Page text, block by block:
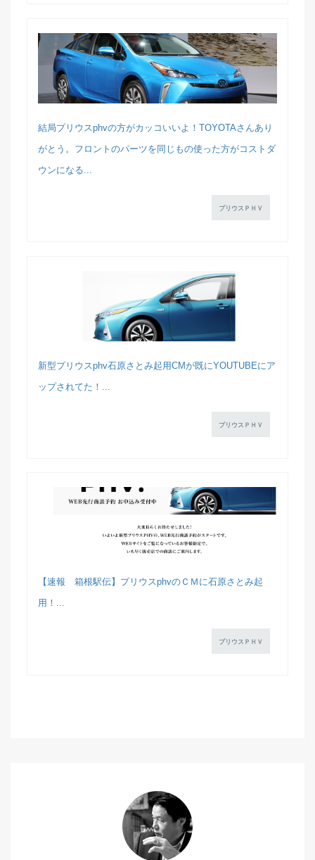
結局プリウスphvの方がカッコいいよ！TOYOTAさんあり
がとう。フロントのパーツを同じもの使った方がコストダ
ウンになる...
プリウスＰＨＶ
新型プリウスphv石原さとみ起用CMが既にYOUTUBEにア
ップされてた！...
プリウスＰＨＶ
【速報 箱根駅伝】プリウスphvのＣＭに石原さとみ起
用！...
プリウスＰＨＶ